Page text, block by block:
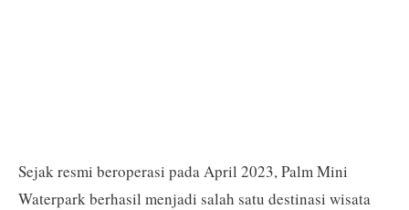
Sejak resmi beroperasi pada April 2023, Palm Mini
Waterpark berhasil menjadi salah satu destinasi wisata